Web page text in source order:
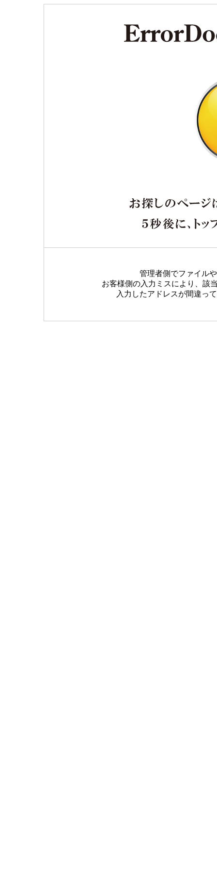
管理者側でファイル
お客様側の入力ミスにより、該
入力したアドレスが間違っ